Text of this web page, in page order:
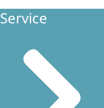
Service